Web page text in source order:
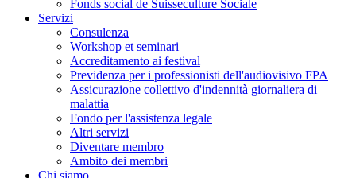
Fonds social de Suisseculture Sociale
Servizi
Consulenza
Workshop et seminari
Accreditamento ai festival
Previdenza per i professionisti dell'audiovisivo FPA
Assicurazione collettivo d'indennità giornaliera di
malattia
Fondo per l'assistenza legale
Altri servizi
Diventare membro
Ambito dei membri
Chi siamo